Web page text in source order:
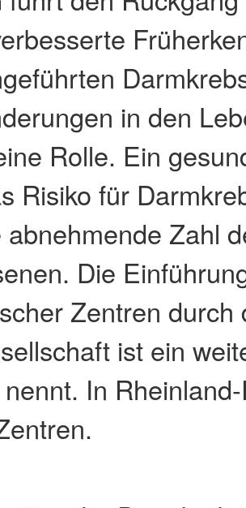
in den
Rolle. Ein
Risiko für
abnehmende Zahl
Die
Zentren durch
ist ein
In